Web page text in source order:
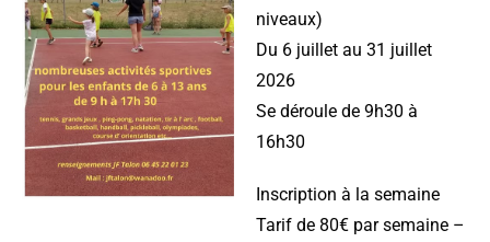
niveaux)
Du 6 juillet au 31 juillet
2026
Se déroule de 9h30 à
16h30
Inscription à la semaine
Tarif de 80€ par semaine –